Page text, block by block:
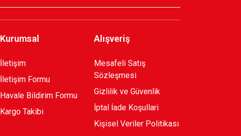
Kurumsal
İletişim
İletişim Formu
Havale Bildirim Formu
Kargo Takibi
Alışveriş
Mesafeli Satış
Sözleşmesi
Gizlilik ve Güvenlik
İptal İade Koşullari
Kişisel Veriler Politikası